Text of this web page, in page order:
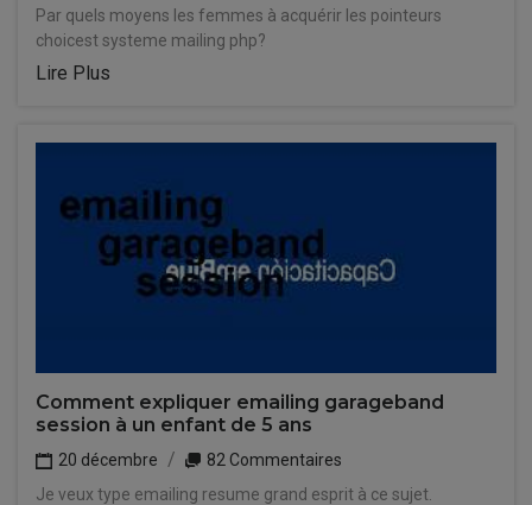
Par quels moyens les femmes à acquérir les pointeurs
choicest systeme mailing php?
Lire Plus
Comment expliquer emailing garageband
session à un enfant de 5 ans
20 décembre
82 Commentaires
Je veux type emailing resume grand esprit à ce sujet.